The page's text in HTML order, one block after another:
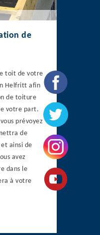
de
toit de votre
Helfritt afin
de toiture
votre part.
prévoyez
de
ainsi de
avez
dans le
à votre